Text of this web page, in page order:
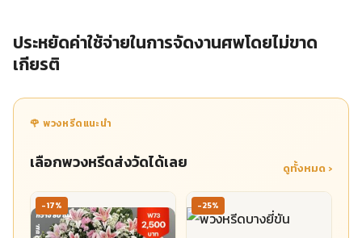
ประหยัดค่าใช้จ่ายในการจัดงานศพโดยไม่ขาด
เกียรติ
🌹 พวงหรีดแนะนำ
เลือกพวงหรีดส่งวัดได้เลย ดูทั้งหมด ›
-17% -25%